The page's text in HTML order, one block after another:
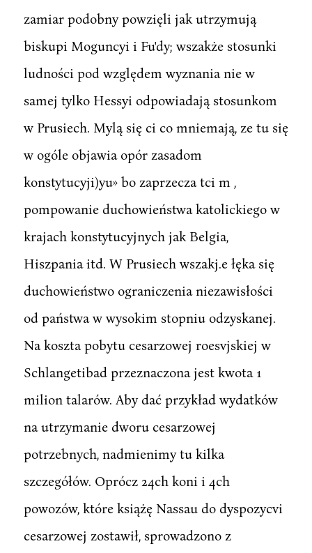
zamiar podobny powzięli jak utrzymują
biskupi Moguncyi i Fu'dy; wszakże stosunki
ludności pod względem wyznania nie w
samej tylko Hessyi odpowiadają stosunkom
w Prusiech. Mylą się ci co mniemają, ze tu się
w ogóle objawia opór zasadom
konstytucyji)yu» bo zaprzecza tci m ,
pompowanie duchowieństwa katolickiego w
krajach konstytucyjnych jak Belgia,
Hiszpania itd. W Prusiech wszakj.e łęka się
duchowieństwo ograniczenia niezawisłości
od państwa w wysokim stopniu odzyskanej.
Na koszta pobytu cesarzowej roesvjskiej w
Schlangetibad przeznaczona jest kwota 1
milion talarów. Aby dać przykład wydatków
na utrzymanie dworu cesarzowej
potrzebnych, nadmienimy tu kilka
szczegółów. Oprócz 24ch koni i 4ch
powozów, które książę Nassau do dyspozycvi
cesarzowej zostawił, sprowadzono z